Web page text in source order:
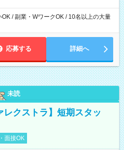
/ 副業・WワークOK / 10名以上の大量
応募する 詳細へ
未読
クストラ】短期スタッ
面接OK